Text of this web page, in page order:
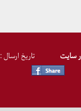
سایت تاریخ ارسال :